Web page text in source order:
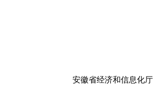
安徽省经济和信息化厅